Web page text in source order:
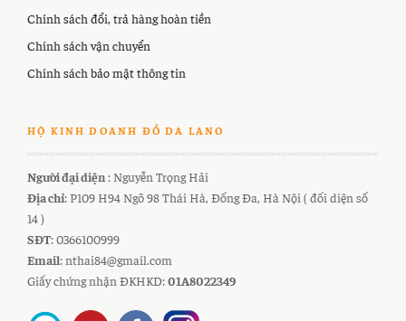
Chính sách đổi, trả hàng hoàn tiền
Chính sách vận chuyển
Chính sách bảo mật thông tin
HỘ KINH DOANH ĐỒ DA LANO
Người đại diện : Nguyễn Trọng Hải
Địa chỉ: P109 H94 Ngõ 98 Thái Hà, Đống Đa, Hà Nội ( đối diện số
14 )
SĐT: 0366100999
Email: nthai84@gmail.com
Giấy chứng nhận ĐKHKD:01A8022349